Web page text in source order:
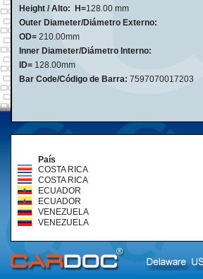
Height / Alto:
H=128.00 mm
Outer Diameter/Diámetro Externo:
OD= 210.00mm
Inner Diameter/Diámetro Interno:
ID= 128.00mm
Bar Code/Código de Barra: 7597070017203
País
COSTA RICA
COSTA RICA
ECUADOR
ECUADOR
VENEZUELA
VENEZUELA